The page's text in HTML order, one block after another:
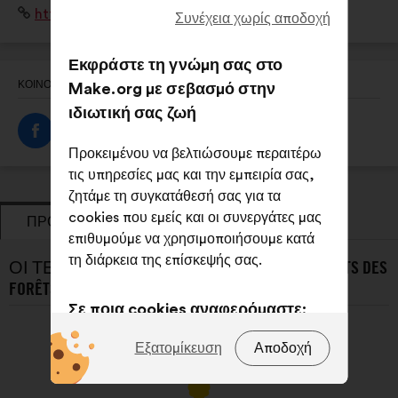
et les hommes qui l’habitent, la cultivent, la protègent
Ιστότοπος:
https://nuitsdesforets.com/
ΚΟΙΝΟΠΟΙΉΣΤΕ ΑΥΤΌ ΤΟ ΠΡΟΦΊΛ
ΠΡΟΤΆΣΕΙΣ ΤΟΠΟΘΕΤΉΣΕΙΣ
ΟΙ ΤΕΛΕΥΤΑΊΕΣ ΠΡΟΤΆΣΕΙΣ ΤΟΥ/ΤΗΣ NUITS DES
FORÊTS:
Συνέχεια χωρίς αποδοχή
Εκφράστε τη γνώμη σας στο
Make.org με σεβασμό στην
ιδιωτική σας ζωή
Προκειμένου να βελτιώσουμε περαιτέρω
τις υπηρεσίες μας και την εμπειρία σας,
ζητάμε τη συγκατάθεσή σας για τα
cookies που εμείς και οι συνεργάτες μας
επιθυμούμε να χρησιμοποιήσουμε κατά
τη διάρκεια της επίσκεψής σας.
Σε ποια cookies αναφερόμαστε;
Τεχνικά:cookies που είναι
απαραίτητα για τη λειτουργία του
ιστότοπου
Αποδοχή
Εξατομίκευση